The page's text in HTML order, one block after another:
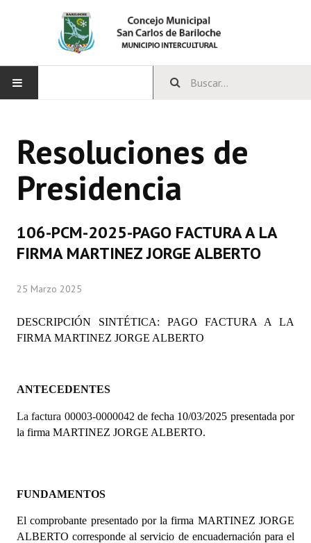
CONCEJO
Bloques Políticos
Comisiones Permanentes
Programas
Constitución Nacional
Constitución Provincial
Digesto
Organigrama
Resoluciones de
Presidencia
106-PCM-2025-PAGO FACTURA A LA
FIRMA MARTINEZ JORGE ALBERTO
25 Marzo 2025
DESCRIPCIÓN SINTÉTICA: PAGO FACTURA A LA
FIRMA MARTINEZ JORGE ALBERTO
ANTECEDENTES
La factura 00003-0000042 de fecha 10/03/2025 presentada por
la firma MARTINEZ JORGE ALBERTO.
FUNDAMENTOS
El comprobante presentado por la firma MARTINEZ JORGE
ALBERTO corresponde al servicio de encuadernación para el